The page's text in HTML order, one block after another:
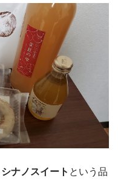
シナノスイート という品